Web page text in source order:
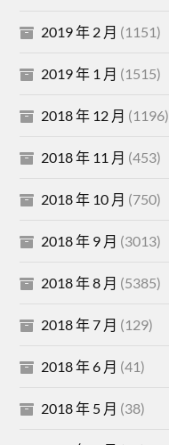
2019 年 2 月 (1151)
2019 年 1 月 (1515)
2018 年 12 月 (1196)
2018 年 11 月 (453)
2018 年 10 月 (750)
2018 年 9 月 (3013)
2018 年 8 月 (5385)
2018 年 7 月 (129)
2018 年 6 月 (41)
2018 年 5 月 (38)